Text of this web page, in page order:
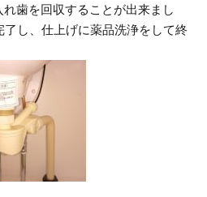
歯を回収することが出来まし
し、仕上げに薬品洗浄をして終